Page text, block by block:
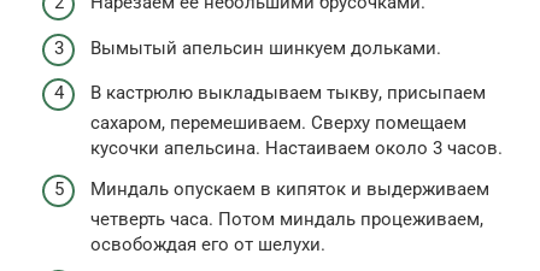
Вымытый апельсин шинкуем дольками.
В кастрюлю выкладываем тыкву, присыпаем
сахаром, перемешиваем. Сверху помещаем
кусочки апельсина. Настаиваем около 3 часов.
Миндаль опускаем в кипяток и выдерживаем
четверть часа. Потом миндаль процеживаем,
освобождая его от шелухи.